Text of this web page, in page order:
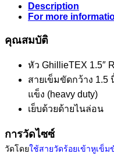
Description
For more
คุณสมบัติ
หัว GhillieTEX 1.5″
สายเข็มขัดกว้าง 1.5
แข็ง (heavy duty)
เย็บด้วยด้ายไนล่อน
การวัดไซซ์
วัดโดยใช้สายวัดร้อยเข้าหูเข็ม